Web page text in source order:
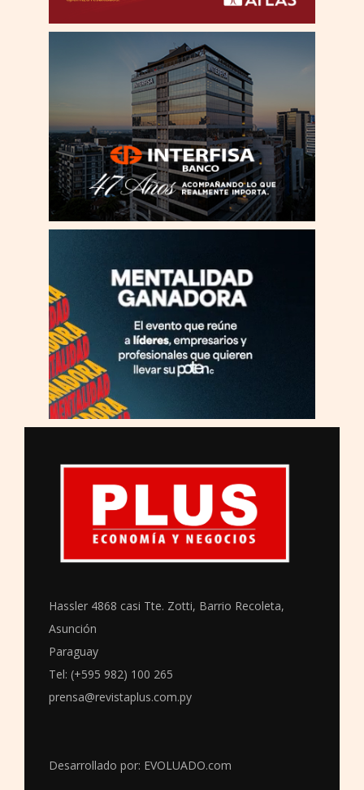
Hassler 4868 casi Tte. Zotti, Barrio Recoleta,
Asunción
Paraguay
Tel: (+595 982) 100 265
prensa@revistaplus.com.py
Desarrollado por: EVOLUADO.com